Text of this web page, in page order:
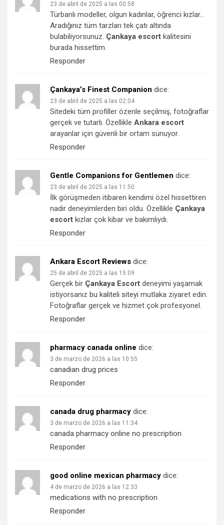
23 de abril de 2025 a las 00:58
Türbanlı modeller, olgun kadınlar, öğrenci kızlar…
Aradığınız tüm tarzları tek çatı altında
bulabiliyorsunuz. Çankaya escort kalitesini
burada hissettim.
Responder
Çankaya’s Finest Companion dice:
23 de abril de 2025 a las 02:04
Sitedeki tüm profiller özenle seçilmiş, fotoğraflar
gerçek ve tutarlı. Özellikle Ankara escort
arayanlar için güvenli bir ortam sunuyor.
Responder
Gentle Companions for Gentlemen dice:
23 de abril de 2025 a las 11:50
İlk görüşmeden itibaren kendimi özel hissettiren
nadir deneyimlerden biri oldu. Özellikle Çankaya
escort kızlar çok kibar ve bakımlıydı.
Responder
Ankara Escort Reviews dice:
25 de abril de 2025 a las 15:09
Gerçek bir Çankaya Escort deneyimi yaşamak
istiyorsanız bu kaliteli siteyi mutlaka ziyaret edin.
Fotoğraflar gerçek ve hizmet çok profesyonel.
Responder
pharmacy canada online dice:
3 de marzo de 2026 a las 10:55
canadian drug prices
Responder
canada drug pharmacy dice:
3 de marzo de 2026 a las 11:34
canada pharmacy online no prescription
Responder
good online mexican pharmacy dice:
4 de marzo de 2026 a las 12:33
medications with no prescription
Responder